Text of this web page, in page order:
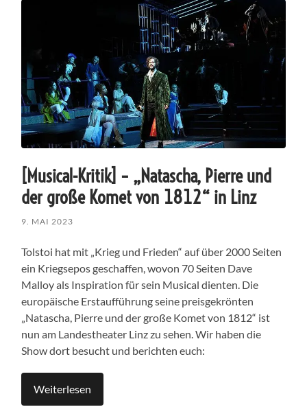
[Musical-Kritik] – „Natascha, Pierre und
der große Komet von 1812“ in Linz
9. MAI 2023
Tolstoi hat mit „Krieg und Frieden“ auf über 2000 Seiten
ein Kriegsepos geschaffen, wovon 70 Seiten Dave
Malloy als Inspiration für sein Musical dienten. Die
europäische Erstaufführung seine preisgekrönten
„Natascha, Pierre und der große Komet von 1812“ ist
nun am Landestheater Linz zu sehen. Wir haben die
Show dort besucht und berichten euch:
Weiterlesen